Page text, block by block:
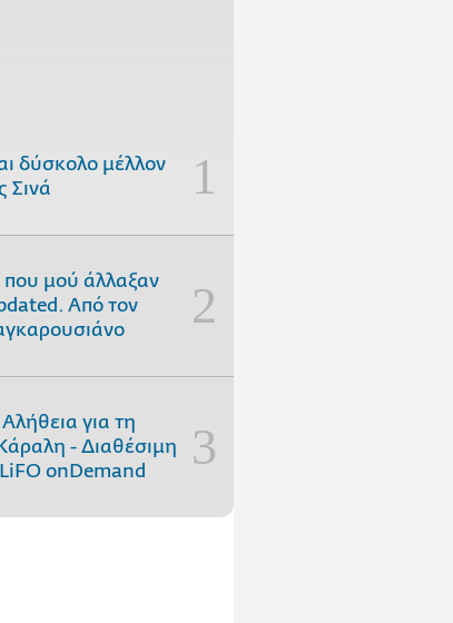
δύσκολο μέλλον
Σινά
που μού άλλαξαν
Aπό τον
για τη
- Διαθέσιμη
onDemand